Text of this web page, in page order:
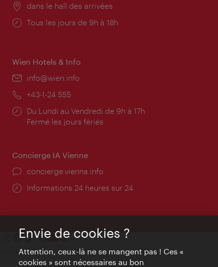
Lieu:
dans le hall des arrivées
Horaires
Tous les jours de 9h à 18h
Wien Hotels & Info
E-
info@wien.info
Téléphone:
+43-1-24 555
Horaires
d'ouverture:
Du Lundi au Vendredi de 9h à 17h
Fermé les jours fériés
Concierge IA Vienne
Ort:
concierge.vienna.info
Öffnungszeiten:
Informations 24 heures sur 24
Contact
Mentions obligatoires
Envie de cookies ?
Attention, ceux-là ne se mangent pas ! Ces «
cookies » sont nécessaires au bon